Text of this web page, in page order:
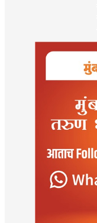
आयुक्तांना पत्र